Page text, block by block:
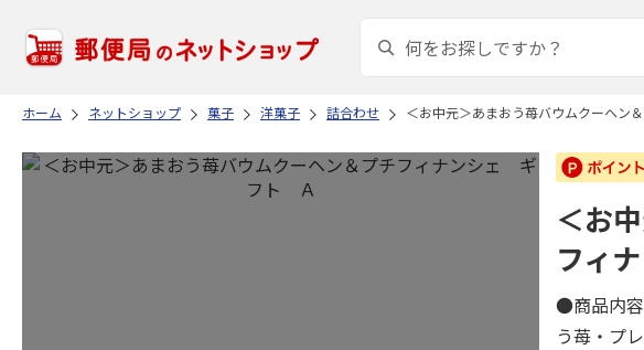
ホーム ネットショップ 菓子 洋菓子 詰合わせ ＜お中元＞あまおう苺バウムクーヘ
＜お
フィ
●商品内容
う苺・プ